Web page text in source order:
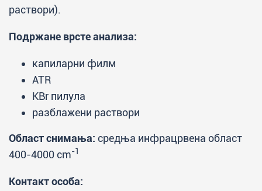
раствори).
Подржане врсте анализа:
капиларни филм
ATR
KBr пилула
разблажени раствори
Област снимања: средња инфрацрвена област
400-4000 cm-1
Контакт особа: